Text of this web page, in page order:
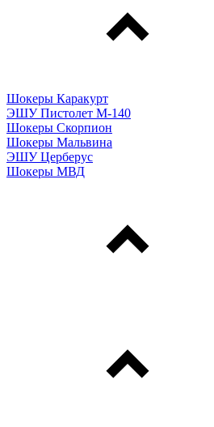
Шокеры Каракурт
ЭШУ Пистолет М-140
Шокеры Скорпион
Шокеры Мальвина
ЭШУ Церберус
Шокеры МВД